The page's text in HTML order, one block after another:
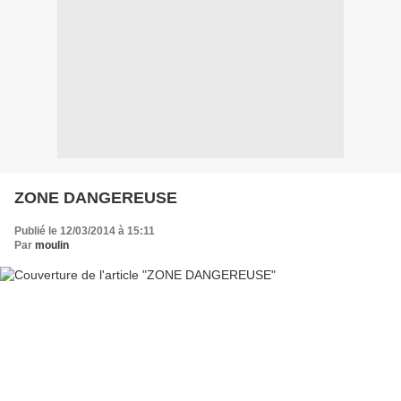
ZONE DANGEREUSE
Publié le 12/03/2014 à 15:11
Par moulin